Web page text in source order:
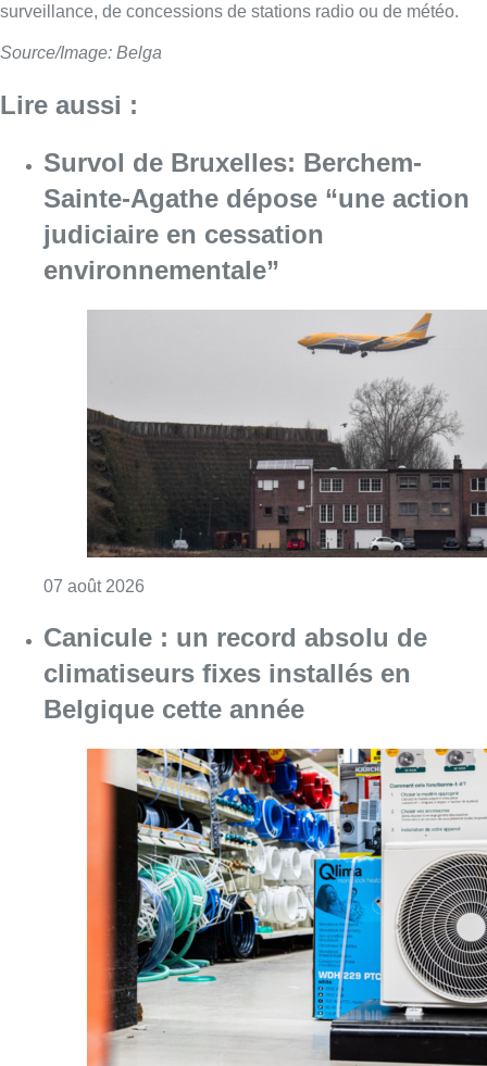
surveillance, de concessions de stations radio ou de météo.
Source/Image: Belga
Lire aussi :
Survol de Bruxelles: Berchem-
Sainte-Agathe dépose “une action
judiciaire en cessation
environnementale”
07 août 2026
Canicule : un record absolu de
climatiseurs fixes installés en
Belgique cette année